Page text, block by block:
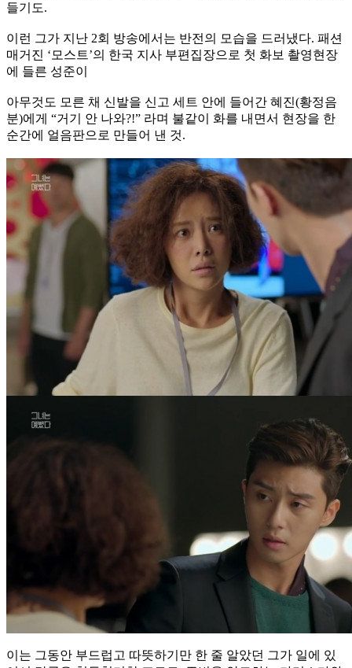
들기도.
이런 그가 지난 2회 방송에서는 반전의 모습을 드러냈다. 패션
매거진 ‘모스트’의 한국 지사 부편집장으로 첫 화보 촬영현장
에 들른 성준이
아무것도 모른 채 신발을 신고 세트 안에 들어간 혜진(황정음
분)에게 “거기 안 나와?!” 라며 불같이 화를 내면서 현장을 한
순간에 얼음판으로 만들어 낸 것.
이는 그동안 부드럽고 따뜻하기만 한 줄 알았던 그가 일에 있